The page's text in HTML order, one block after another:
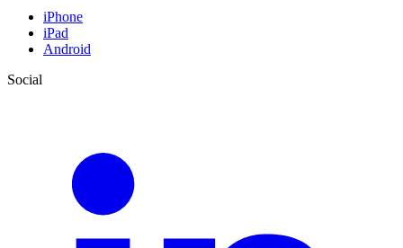
iPhone
iPad
Android
Social